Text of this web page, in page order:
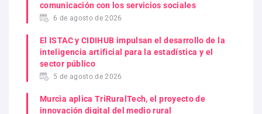
comunicación con los servicios sociales
6 de agosto de 2026
El ISTAC y CIDIHUB impulsan el desarrollo de la
inteligencia artificial para la estadística y el
sector público
5 de agosto de 2026
Murcia aplica TriRuralTech, el proyecto de
innovación digital del medio rural